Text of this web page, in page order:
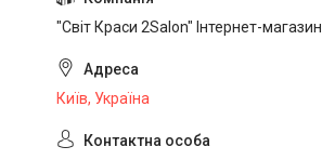
"Світ Краси 2Salon" Інтернет-магазин
Київ, Україна